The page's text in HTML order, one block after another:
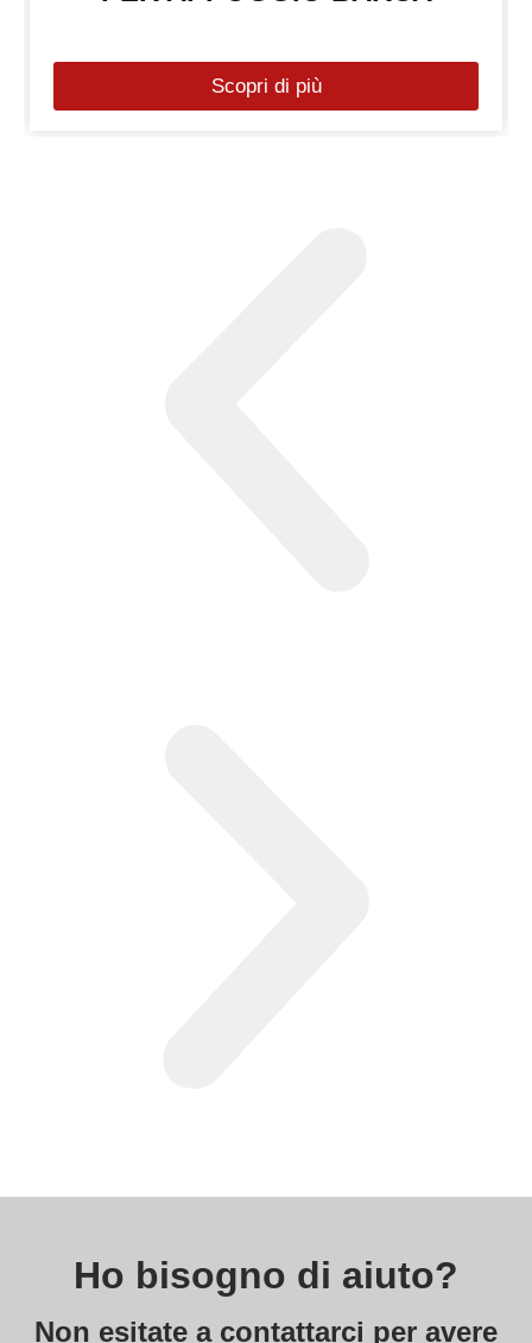
Scopri di più
Ho bisogno di aiuto?
Non esitate a contattarci per avere